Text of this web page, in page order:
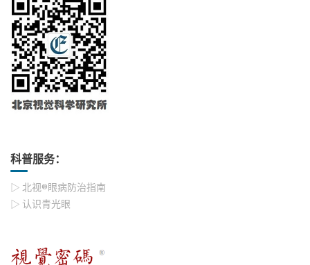
科普服务：
▷ 北视®眼病防治指南
▷ 认识青光眼